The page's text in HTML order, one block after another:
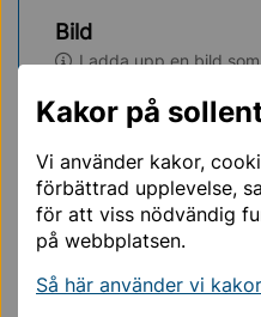
Kakor på
Vi använder kakor,
förbättrad upplevelse,
för att viss nödvändig
på webbplatsen.
Så här använder vi kakor
Bild
Ladda upp en bild
Format: jpg eller png.
så att bilden följer GDPR.
Kostnad
eller entréavgift.